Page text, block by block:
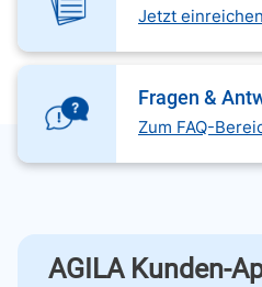
Jetzt einreichen
Fragen &
Zum FAQ-
AGILA Kunden-